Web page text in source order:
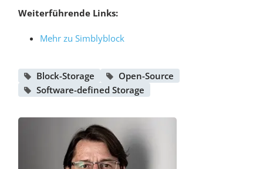
Weiterführende Links:
Mehr zu Simblyblock
Block-Storage
Open-Source
Software-defined Storage